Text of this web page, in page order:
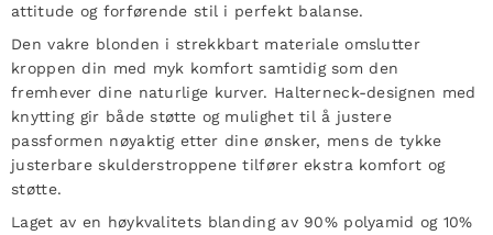
attitude og forførende stil i perfekt balanse.
Den vakre blonden i strekkbart materiale omslutter
kroppen din med myk komfort samtidig som den
fremhever dine naturlige kurver. Halterneck-designen med
knytting gir både støtte og mulighet til å justere
passformen nøyaktig etter dine ønsker, mens de tykke
justerbare skulderstroppene tilfører ekstra komfort og
støtte.
Laget av en høykvalitets blanding av 90% polyamid og 10%